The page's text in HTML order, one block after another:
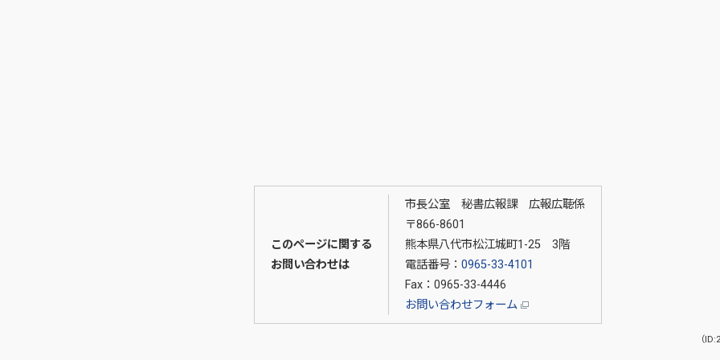
このページに関する
お問い合わせは
市長公室 秘書広報課 広報広聴係
〒866-8601
熊本県八代市松江城町1-25 3階
電話番号： 0965-33-4101
Fax：0965-33-4446
お問い合わせフォーム
（